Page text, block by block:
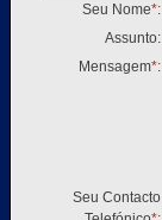
Seu Nome*:
Assunto:
Mensagem*:
Seu Contacto